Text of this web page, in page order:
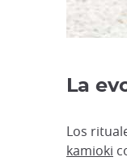
La
Los
kamioki